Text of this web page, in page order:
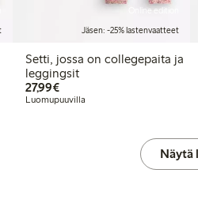
Online edition
Jäsen: -25% lastenvaatteet
Setti, jossa on collegepaita ja
leggingsit
27,99€27,99 €
Luomupuuvilla
Näytä